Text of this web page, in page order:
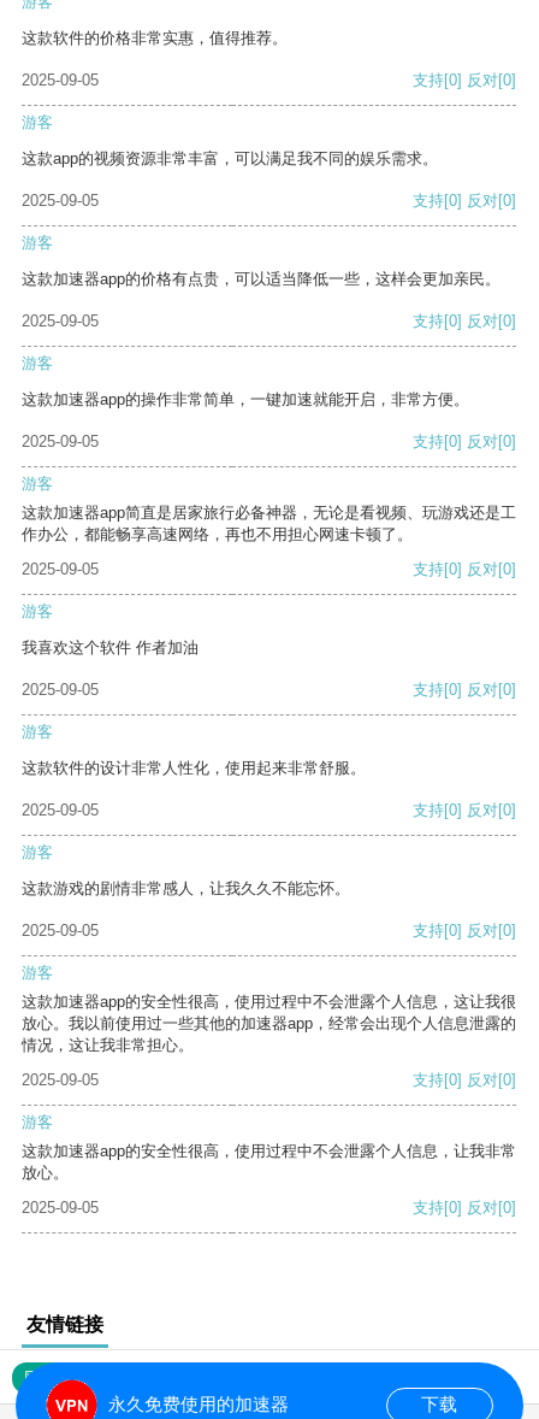
这款软件的价格非常实惠，值得推荐。
2025-09-05 支持[0] 反对[0]
游客
这款app的视频资源非常丰富，可以满足我不同的娱乐需求。
2025-09-05 支持[0] 反对[0]
游客
这款加速器app的价格有点贵，可以适当降低一些，这样会更加亲民。
2025-09-05 支持[0] 反对[0]
游客
这款加速器app的操作非常简单，一键加速就能开启，非常方便。
2025-09-05 支持[0] 反对[0]
游客
这款加速器app简直是居家旅行必备神器，无论是看视频、玩游戏还是工
作办公，都能畅享高速网络，再也不用担心网速卡顿了。
2025-09-05
支持[0] 反对[0]
游客
我喜欢这个软件 作者加油
2025-09-05 支持[0] 反对[0]
游客
这款软件的设计非常人性化，使用起来非常舒服。
2025-09-05 支持[0] 反对[0]
游客
这款游戏的剧情非常感人，让我久久不能忘怀。
2025-09-05 支持[0] 反对[0]
游客
这款加速器app的安全性很高，使用过程中不会泄露个人信息，这让我很
放心。我以前使用过一些其他的加速器app，经常会出现个人信息泄露的
情况，这让我非常担心。
2025-09-05
支持[0] 反对[0]
游客
这款加速器app的安全性很高，使用过程中不会泄露个人信息，让我非常
放心。
2025-09-05
支持[0] 反对[0]
友情链接
网站地图
永久免费使用的加速器 下载